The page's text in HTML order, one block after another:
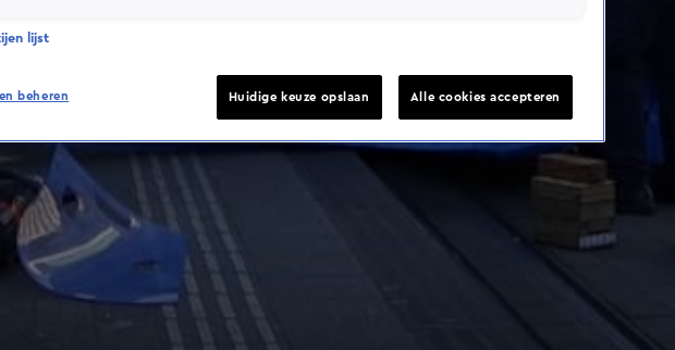
lijst
beheren Huidige keuze opslaan Alle cookies accepteren